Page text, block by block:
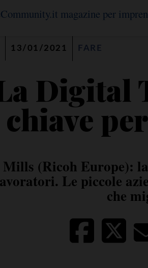
13/01/2021 FARE
Digital
chiave
(Ricoh Europe):
Le piccole
che